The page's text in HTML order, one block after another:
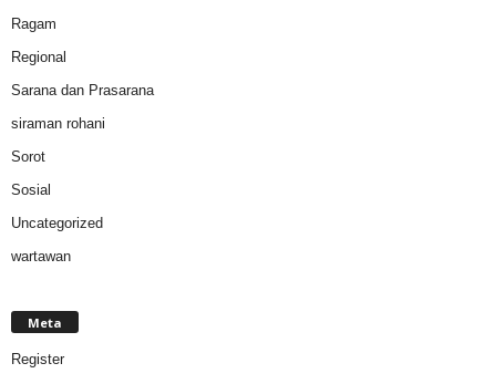
Ragam
Regional
Sarana dan Prasarana
siraman rohani
Sorot
Sosial
Uncategorized
wartawan
Meta
Register